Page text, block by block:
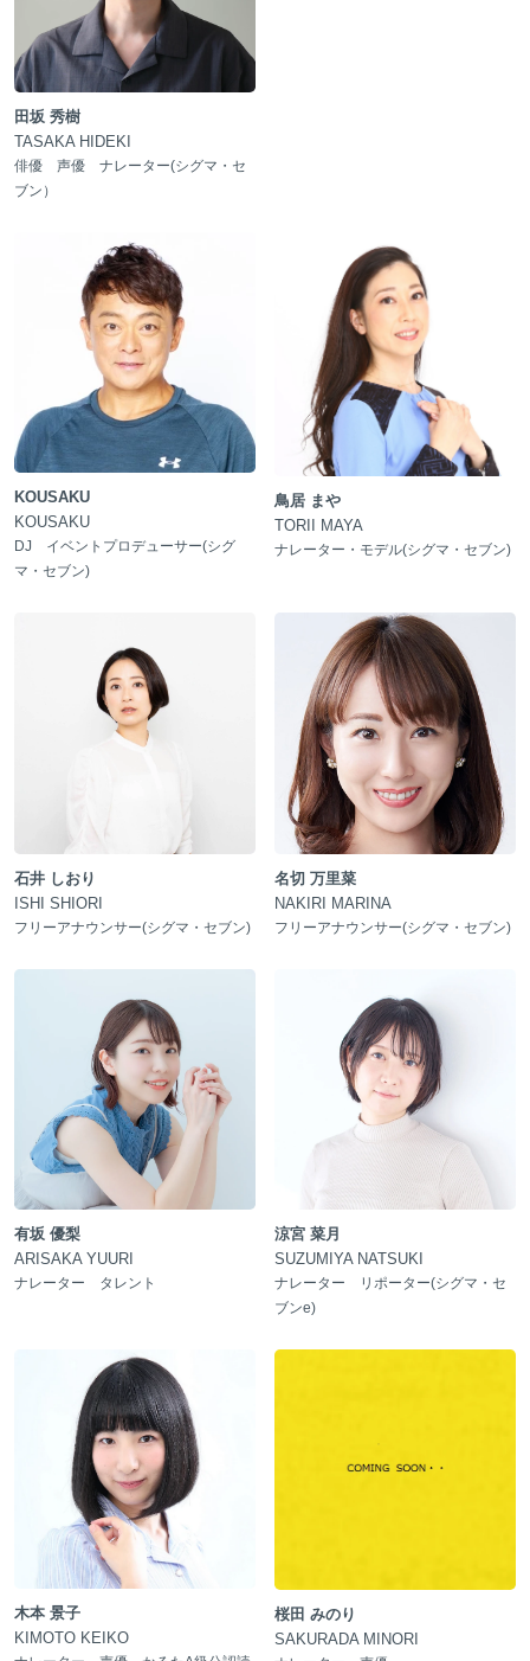
田坂 秀樹
TASAKA HIDEKI
俳優 声優 ナレーター(シグマ・セ
ブン）
KOUSAKU
KOUSAKU
DJ イベントプロデューサー(シグ
マ・セブン)
鳥居 まや
TORII MAYA
ナレーター・モデル(シグマ・セブン)
石井 しおり
ISHI SHIORI
フリーアナウンサー(シグマ・セブン)
名切 万里菜
NAKIRI MARINA
フリーアナウンサー(シグマ・セブン)
有坂 優梨
ARISAKA YUURI
ナレーター タレント
涼宮 菜月
SUZUMIYA NATSUKI
ナレーター リポーター(シグマ・セ
ブンe)
木本 景子
KIMOTO KEIKO
桜田 みのり
SAKURADA MINORI